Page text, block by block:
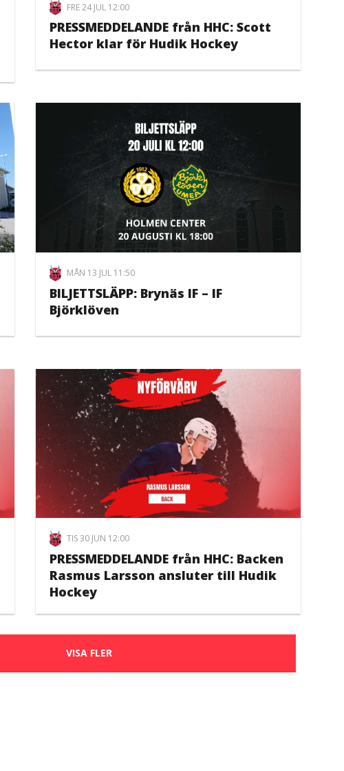
FRE 24 JUL 12:00
PRESSMEDDELANDE från HHC: Scott
Hector klar för Hudik Hockey
MÅN 13 JUL 11:50
BILJETTSLÄPP: Brynäs IF – IF
Björklöven
TIS 30 JUN 12:00
PRESSMEDDELANDE från HHC: Backen
Rasmus Larsson ansluter till Hudik
Hockey
VISA FLER